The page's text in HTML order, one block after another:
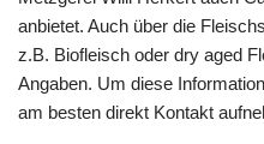
anbietet. Auch über die
z.B. Biofleisch oder dry aged
Angaben. Um diese
am besten direkt Kontakt